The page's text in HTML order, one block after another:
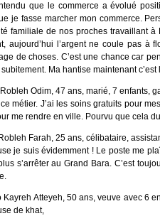
que le commerce a évolué
je fasse marcher mon commerce.
familiale de nos proches travaillant
aujourd’hui l’argent ne coule pas à
de choses. C’est une chance car
Ma hantise maintenant
Odim, 47 ans, marié, 7 enfants,
ce métier. J’ai les soins gratuits pour
me rendre en ville. Pourvu que cela
Farah, 25 ans, célibataire,
je suis évidemment ! Le poste me
s’arrêter au Grand Bara. C’est
Kayreh Atteyeh, 50 ans, veuve avec 6
de khat,